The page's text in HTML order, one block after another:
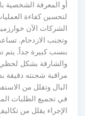
أو المعرفة الشخصية
لتحسين كفاءة
الشركات الآن
وتجنب الازدحام.
بنسب كبيرة جداً. يتم
مراقبة شحنته دقيقة
البال وتقلل من
في تجميع الطلبات
الإجراء يقلل من